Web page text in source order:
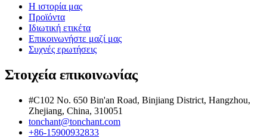
Η ιστορία μας
Προϊόντα
Ιδιωτική ετικέτα
Επικοινωνήστε μαζί μας
Συχνές ερωτήσεις
Στοιχεία επικοινωνίας
#C102 No. 650 Bin'an Road, Binjiang District, Hangzhou,
Zhejiang, China, 310051
tonchant@tonchant.com
+86-15900932833